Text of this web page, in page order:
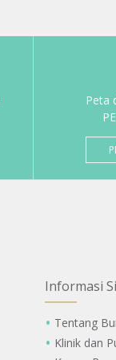
Peta
Informasi
Tentang
Klinik dan